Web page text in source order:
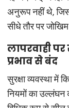
अनुरूप नहीं थे,
सीधे तौर पर
लापरवाही
प्रभाव से बंद
सुरक्षा व्यवस्था में
नियमों का उल्लंघन